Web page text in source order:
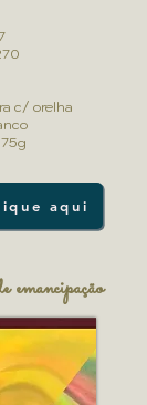
c/ orelha
aqui